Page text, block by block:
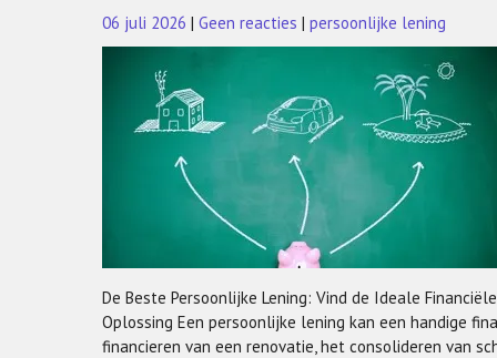
06 juli 2026 | Geen reacties | persoonlijke lening
De Beste Persoonlijke Lening: Vind de Ideale
Oplossing Een persoonlijke lening kan een handige
financieren van een renovatie, het consolideren van